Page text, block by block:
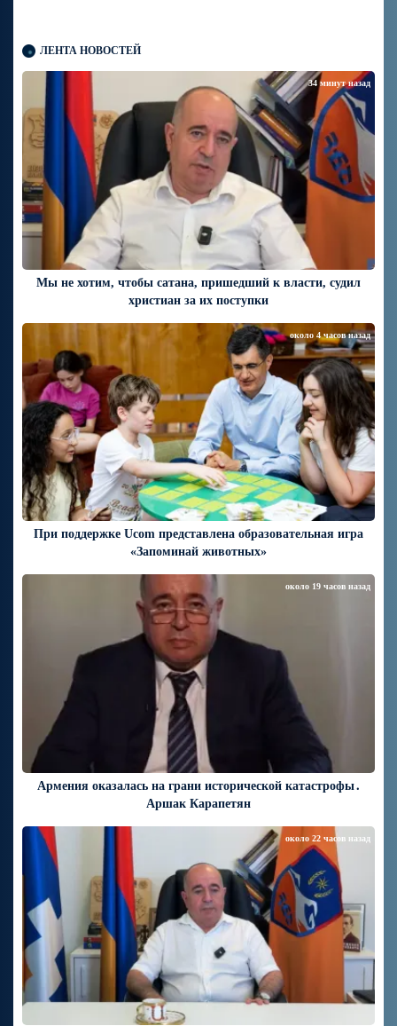
ЛЕНТА НОВОСТЕЙ
Мы не хотим, чтобы сатана, пришедший к власти, судил
христиан за их поступки
34 минут назад
При поддержке Ucom представлена образовательная игра
«Запоминай животных»
около 4 часов назад
Армения оказалась на грани исторической катастрофы․
Аршак Карапетян
около 19 часов назад
около 22 часов назад